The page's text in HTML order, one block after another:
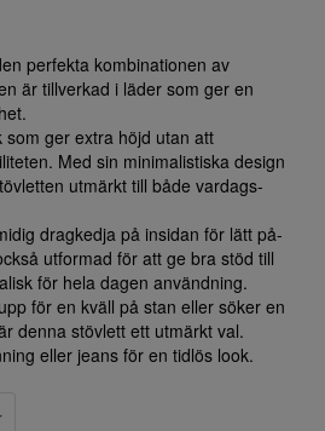
perfekta kombinationen av
är tillverkad i läder som ger en
som ger extra höjd utan att
Med sin minimalistiska design
utmärkt till både vardags-
dragkedja på insidan för lätt på-
utformad för att ge bra stöd till
för hela dagen användning.
för en kväll på stan eller söker en
denna stövlett ett utmärkt val.
eller jeans för en tidlös look.